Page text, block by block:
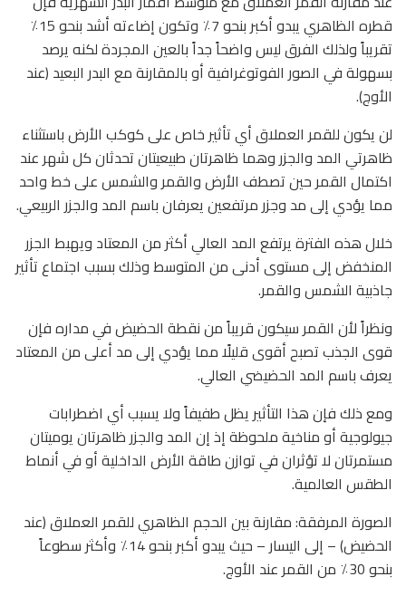
قطره الظاهري يبدو أكبر بنحو 7٪ وتكون إضاءته أشد بنحو 15٪
تقريباً ولذلك الفرق ليس واضحاً جداً بالعين المجردة لكنه يرصد
بسهولة في الصور الفوتوغرافية أو بالمقارنة مع البدر البعيد (عند
الأوج).
لن يكون للقمر العملاق أي تأثير خاص على كوكب الأرض باستثناء
ظاهرتي المد والجزر وهما ظاهرتان طبيعيتان تحدثان كل شهر عند
اكتمال القمر حين تصطف الأرض والقمر والشمس على خط واحد
مما يؤدي إلى مد وجزر مرتفعين يعرفان باسم المد والجزر الربيعي.
خلال هذه الفترة يرتفع المد العالي أكثر من المعتاد ويهبط الجزر
المنخفض إلى مستوى أدنى من المتوسط وذلك بسبب اجتماع تأثير
جاذبية الشمس والقمر.
ونظراً لأن القمر سيكون قريباً من نقطة الحضيض في مداره فإن
قوى الجذب تصبح أقوى قليلًا مما يؤدي إلى مد أعلى من المعتاد
يعرف باسم المد الحضيضي العالي.
ومع ذلك فإن هذا التأثير يظل طفيفاً ولا يسبب أي اضطرابات
جيولوجية أو مناخية ملحوظة إذ إن المد والجزر ظاهرتان يوميتان
مستمرتان لا تؤثران في توازن طاقة الأرض الداخلية أو في أنماط
الطقس العالمية.
الصورة المرفقة: مقارنة بين الحجم الظاهري للقمر العملاق (عند
الحضيض) – إلى اليسار – حيث يبدو أكبر بنحو 14٪ وأكثر سطوعاً
بنحو 30٪ من القمر عند الأوج.